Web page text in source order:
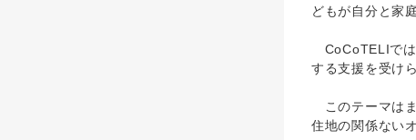
どもが自分と家
CoCoTELIでは
する支援を受け
このテーマは
住地の関係ない